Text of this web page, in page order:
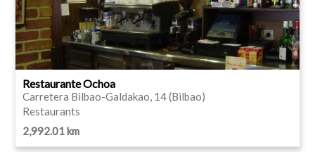
Restaurante Ochoa
Carretera Bilbao-Galdakao, 14 (Bilbao)
Restaurants
2,992.01 km